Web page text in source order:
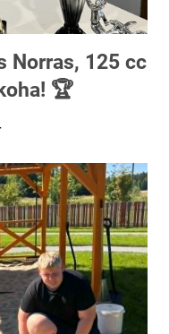
Norras, 125 cc
🏆